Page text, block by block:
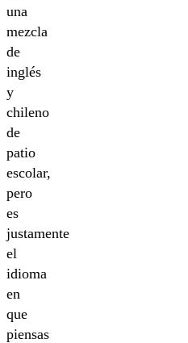
una
mezcla
de
inglés
y
chileno
de
patio
escolar,
pero
es
justamente
el
idioma
en
que
piensas